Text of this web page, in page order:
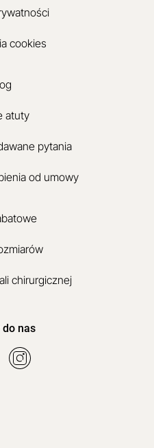
cookies
atuty
pytania
od umowy
chirurgicznej
do nas